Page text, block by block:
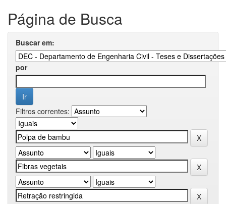
Página de Busca
Buscar em:
por
Filtros correntes: